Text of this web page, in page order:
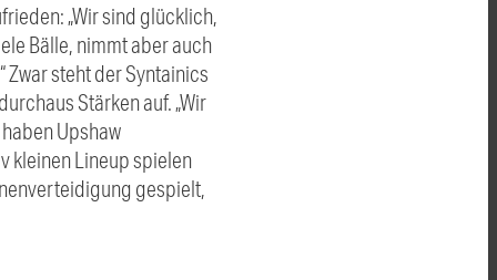
„Wir sind glücklich,
Bälle, nimmt aber auch
Zwar steht der Syntainics
Stärken auf. „Wir
Upshaw
kleinen Lineup spielen
gespielt,